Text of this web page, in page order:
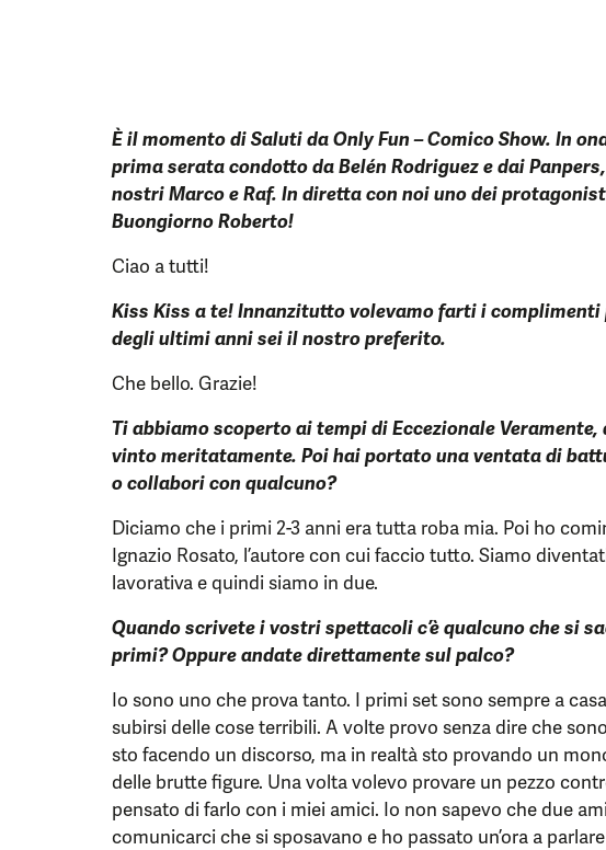
È il momento di Saluti da Only Fun – Comico Show. In
prima serata condotto da Belén Rodriguez e dai
nostri Marco e Raf. In diretta con noi uno dei
Buongiorno Roberto!
Ciao a tutti!
Kiss Kiss a te! Innanzitutto volevamo farti i complimenti
degli ultimi anni sei il nostro preferito.
Che bello. Grazie!
Ti abbiamo scoperto ai tempi di Eccezionale
vinto meritatamente. Poi hai portato una ventata di
o collabori con qualcuno?
Diciamo che i primi 2-3 anni era tutta roba mia. Poi ho
Ignazio Rosato, l’autore con cui faccio tutto. Siamo
lavorativa e quindi siamo in due.
Quando scrivete i vostri spettacoli c’è qualcuno che si
primi? Oppure andate direttamente sul palco?
Io sono uno che prova tanto. I primi set sono sempre a
subirsi delle cose terribili. A volte provo senza dire che
sto facendo un discorso, ma in realtà sto provando un
delle brutte figure. Una volta volevo provare un pezzo
pensato di farlo con i miei amici. Io non sapevo che due
comunicarci che si sposavano e ho passato un’ora a